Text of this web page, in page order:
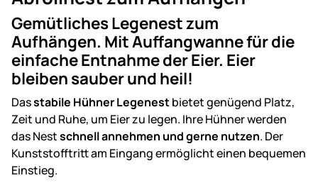
Gemütliches Legenest zum
Aufhängen. Mit Auffangwanne für die
einfache Entnahme der Eier. Eier
bleiben sauber und heil!
Dasstabile Hühner Legenestbietet genügend Platz,
Zeit und Ruhe, um Eier zu legen. Ihre Hühner werden
das Nestschnell annehmen und gerne nutzen. Der
Kunststofftritt am Eingang ermöglicht einen bequemen
Einstieg.